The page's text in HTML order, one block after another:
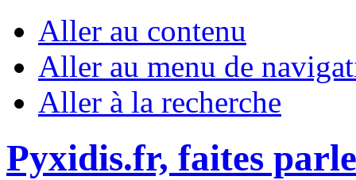
Aller au contenu
Aller au menu de
Aller à la recherche
Pyxidis.fr, faites